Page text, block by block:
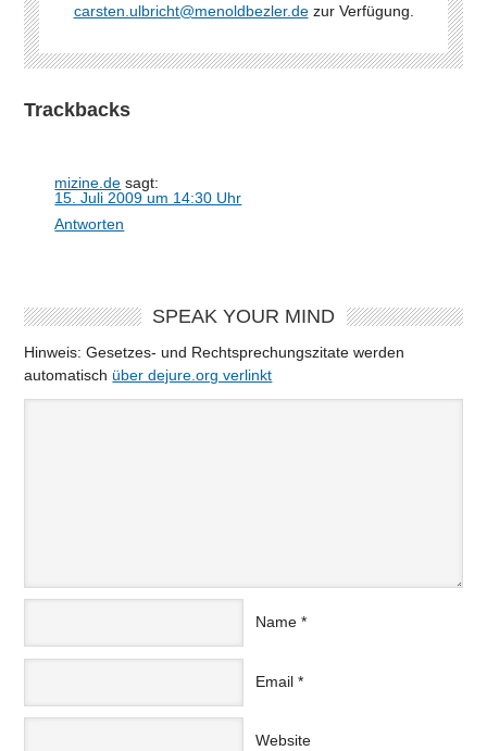
carsten.ulbricht@menoldbezler.dezur Verfügung.
Trackbacks
mizine.de sagt:
15. Juli 2009 um 14:30 Uhr
Antworten
SPEAK YOUR MIND
Hinweis: Gesetzes- und Rechtsprechungszitate werden
automatisch über dejure.org verlinkt
Name *
Email *
Website